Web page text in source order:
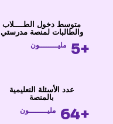
متوسط دخول الطــــلاب
والطالبات لمنصة مدرستي
+5 مليــــــــون
عدد الأسئلة التعليمية
بالمنصة
+64 مليــــــــون